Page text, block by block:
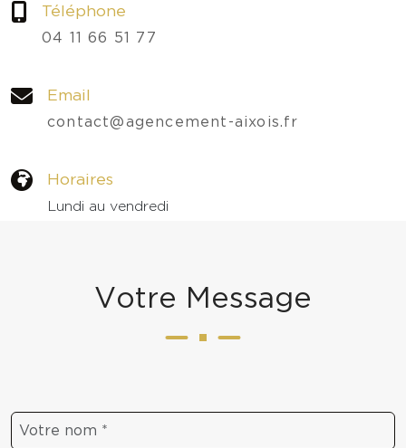
Téléphone
04 11 66 51 77
Email
contact@agencement-aixois.fr
Horaires
Lundi au vendredi
Votre Message